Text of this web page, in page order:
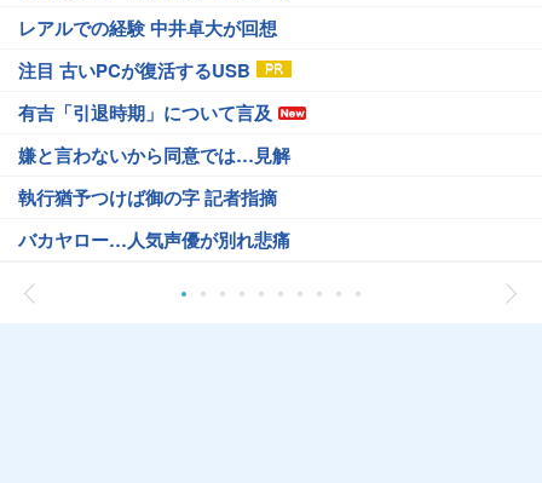
レアルでの経験 中井卓大が回想
注目 古いPCが復活するUSB
有吉「引退時期」について言及
嫌と言わないから同意では…見解
執行猶予つけば御の字 記者指摘
バカヤロー…人気声優が別れ悲痛